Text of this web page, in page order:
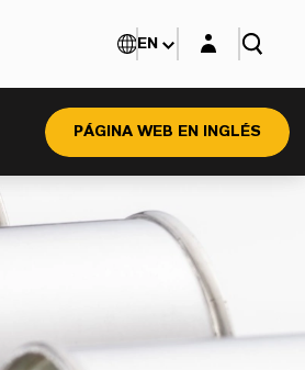
PÁGINA WEB EN INGLÉS
EN Login layer